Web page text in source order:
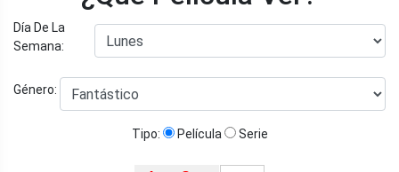
Día De La
Semana:
Género:
Tipo: Película Serie